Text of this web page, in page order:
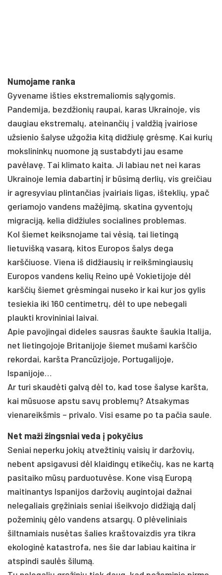
Numojame ranka
Gyvename išties ekstremaliomis sąlygomis.
Pandemija, bezdžionių raupai, karas Ukrainoje, vis
daugiau ekstremalų, ateinančių į valdžią įvairiose
užsienio šalyse užgožia kitą didžiulę grėsmę. Kai kurių
mokslininkų nuomone ją sustabdyti jau esame
pavėlavę. Tai klimato kaita. Ji labiau net nei karas
Ukrainoje lemia dabartinį ir būsimą derlių, vis greičiau
ir agresyviau plintančias įvairiais ligas, išteklių, ypač
geriamojo vandens mažėjimą, skatina gyventojų
migraciją, kelia didžiules socialines problemas.
Kol šiemet keiksnojame tai vėsią, tai lietingą
lietuvišką vasarą, kitos Europos šalys dega
karščiuose. Viena iš didžiausių ir reikšmingiausių
Europos vandens kelių Reino upė Vokietijoje dėl
karščių šiemet grėsmingai nuseko ir kai kur jos gylis
tesiekia iki 160 centimetrų, dėl to upe nebegali
plaukti krovininiai laivai.
Apie pavojingai dideles sausras šaukte šaukia Italija,
net lietingojoje Britanijoje šiemet mušami karščio
rekordai, karšta Prancūzijoje, Portugalijoje,
Ispanijoje…
Ar turi skaudėti galvą dėl to, kad tose šalyse karšta,
kai mūsuose apstu savų problemų? Atsakymas
vienareikšmis – privalo. Visi esame po ta pačia saule.
Net maži žingsniai veda į pokyčius
Seniai neperku jokių atvežtinių vaisių ir daržovių,
nebent apsigavusi dėl klaidingų etikečių, kas ne kartą
pasitaiko mūsų parduotuvėse. Kone visą Europą
maitinantys Ispanijos daržovių augintojai dažnai
nelegaliais gręžiniais seniai išeikvojo didžiąją dalį
požeminių gėlo vandens atsargų. O plėveliniais
šiltnamiais nusėtas šalies kraštovaizdis yra tikra
ekologinė katastrofa, nes šie dar labiau kaitina ir
atspindi saulės šilumą.